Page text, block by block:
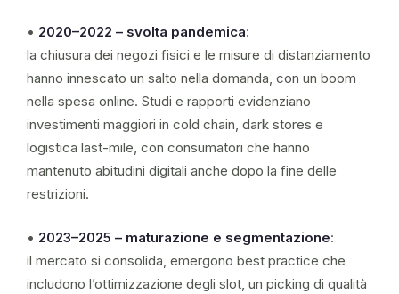
• 2020–2022 – svolta pandemica:
la chiusura dei negozi fisici e le misure di distanziamento
hanno innescato un salto nella domanda, con un boom
nella spesa online. Studi e rapporti evidenziano
investimenti maggiori in cold chain, dark stores e
logistica last-mile, con consumatori che hanno
mantenuto abitudini digitali anche dopo la fine delle
restrizioni.
• 2023–2025 – maturazione e segmentazione:
il mercato si consolida, emergono best practice che
includono l’ottimizzazione degli slot, un picking di qualità